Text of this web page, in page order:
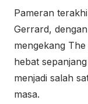
Pameran
Gerrard,
mengekang
hebat
menjadi salah
masa.